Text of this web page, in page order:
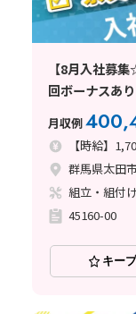
【8月入社募
回ボーナスあ
接可/大型連休
月収例
【時給】
群馬県太田
45160-00
キー